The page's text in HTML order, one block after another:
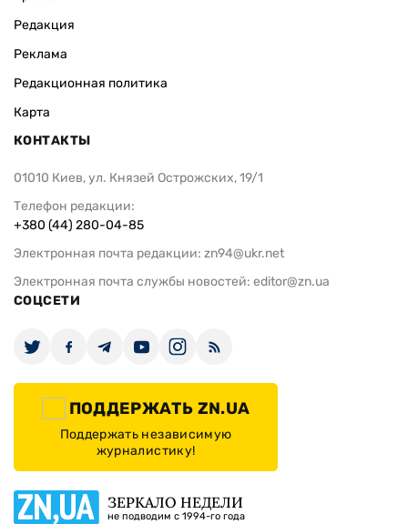
Редакция
Реклама
Редакционная политика
Карта
КОНТАКТЫ
01010 Киев, ул. Князей Острожских, 19/1
Телефон редакции:
+380 (44) 280-04-85
Электронная почта редакции: zn94@ukr.net
Электронная почта службы новостей: editor@zn.ua
СОЦСЕТИ
ПОДДЕРЖАТЬ ZN.UA
Поддержать независимую
журналистику!
ЗЕРКАЛО НЕДЕЛИ
не подводим с 1994-го года